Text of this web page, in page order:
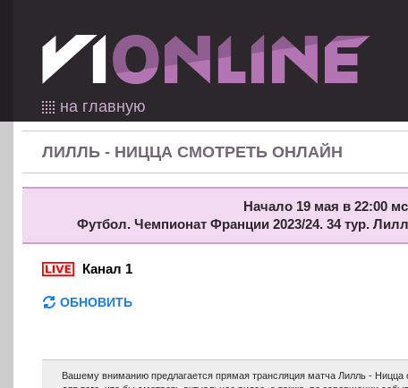
на главную
ЛИЛЛЬ - НИЦЦА СМОТРЕТЬ ОНЛАЙН
Начало 19 мая в 22:00
Футбол. Чемпионат Франции 2023/24. 34 тур.
Канал 1
ОБНОВИТЬ
Вашему вниманию предлагается прямая трансляция матча Лилль - Ницца